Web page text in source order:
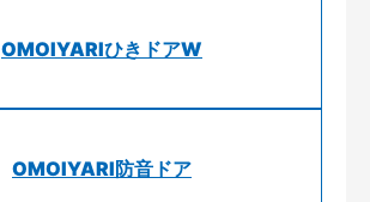
OMOIYARIひきドアW
OMOIYARI防音ドア